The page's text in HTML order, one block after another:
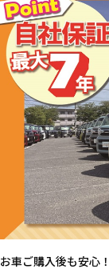
お車ご購入後も安心